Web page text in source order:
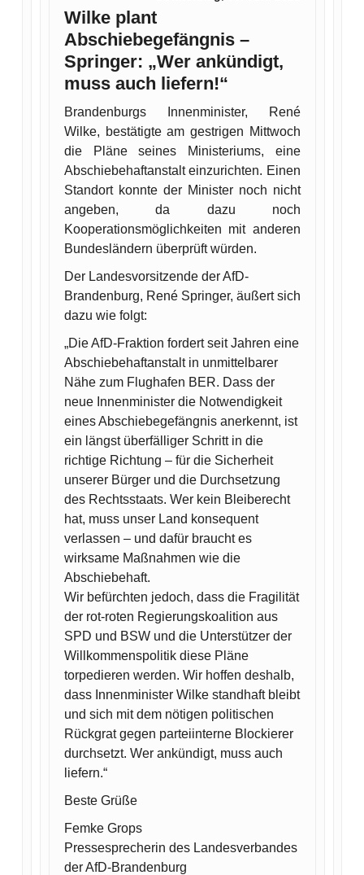
Wilke plant
Abschiebegefängnis –
Springer: „Wer ankündigt,
muss auch liefern!“
Brandenburgs Innenminister, René
Wilke, bestätigte am gestrigen Mittwoch
die Pläne seines Ministeriums, eine
Abschiebehaftanstalt einzurichten. Einen
Standort konnte der Minister noch nicht
angeben, da dazu noch
Kooperationsmöglichkeiten mit anderen
Bundesländern überprüft würden.
Der Landesvorsitzende der AfD-
Brandenburg, René Springer, äußert sich
dazu wie folgt:
„Die AfD-Fraktion fordert seit Jahren eine
Abschiebehaftanstalt in unmittelbarer
Nähe zum Flughafen BER. Dass der
neue Innenminister die Notwendigkeit
eines Abschiebegefängnis anerkennt, ist
ein längst überfälliger Schritt in die
richtige Richtung – für die Sicherheit
unserer Bürger und die Durchsetzung
des Rechtsstaats. Wer kein Bleiberecht
hat, muss unser Land konsequent
verlassen – und dafür braucht es
wirksame Maßnahmen wie die
Abschiebehaft.
Wir befürchten jedoch, dass die Fragilität
der rot-roten Regierungskoalition aus
SPD und BSW und die Unterstützer der
Willkommenspolitik diese Pläne
torpedieren werden. Wir hoffen deshalb,
dass Innenminister Wilke standhaft bleibt
und sich mit dem nötigen politischen
Rückgrat gegen parteiinterne Blockierer
durchsetzt. Wer ankündigt, muss auch
liefern.“
Beste Grüße
Femke Grops
Pressesprecherin des Landesverbandes
der AfD-Brandenburg